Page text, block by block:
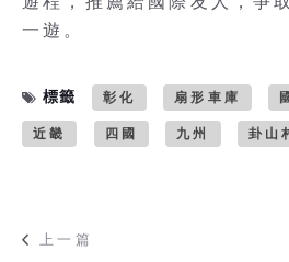
一遊。
標籤 彰化 扇形車庫
近畿 四國 九州 卦山
上一篇